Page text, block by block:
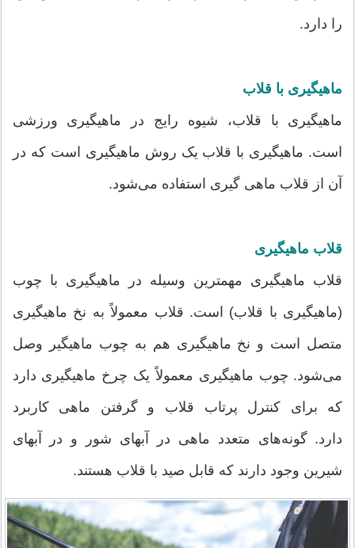
را دارد.
ماهیگیری با قلاب
ماهیگیری با قلاب، شیوه رایج در ماهیگیری ورزشی
است. ماهیگیری با قلاب یک روش ماهیگیری است که در
آن از قلاب ماهی گیری استفاده می‌شود.
قلاب ماهیگیری
قلاب ماهیگیری مهمترین وسیله در ماهیگیری با چوب
(ماهیگیری با قلاب) است. قلاب معمولاً به نخ ماهیگیری
متصل است و نخ ماهیگیری هم به چوب ماهیگیر وصل
می‌شود. چوب ماهیگیری معمولاً یک چرخ ماهیگیری دارد
که برای کنترل پرتاب قلاب و گرفتن ماهی کاربرد
دارد. گونه‌های متعدد ماهی در آبهای شور و در آبهای
شیرین وجود دارند که قابل صید با قلاب هستند.